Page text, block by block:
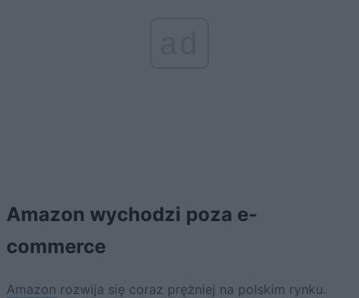
Amazon wychodzi poza e-
commerce
Amazon rozwija się coraz prężniej na polskim rynku.